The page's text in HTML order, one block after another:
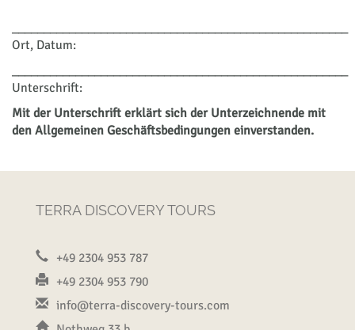
Ort, Datum:
Unterschrift:
Mit der Unterschrift erklärt sich der Unterzeichnende mit
den Allgemeinen Geschäftsbedingungen einverstanden.
TERRA DISCOVERY TOURS
+49 2304 953 787
+49 2304 953 790
info@terra-discovery-tours.com